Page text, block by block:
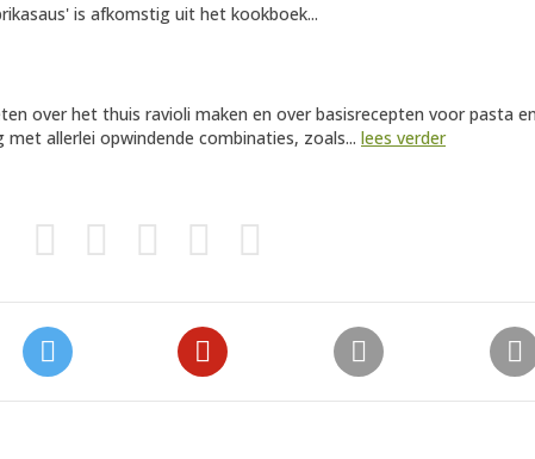
is afkomstig uit het kookboek...
over het thuis ravioli maken en over basisrecepten voor pasta en
met allerlei opwindende combinaties, zoals... lees verder